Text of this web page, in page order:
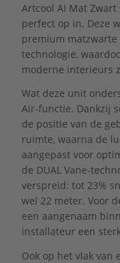
Artcool AI Mat
perfect op in. Deze
premium matzwarte
technologie,
moderne interieurs
Wat deze unit
Air‑functie. Dankzij
de positie van de
ruimte, waarna de
aangepast voor
de DUAL
verspreid: tot 23%
wel 22 meter. Voor
een aangenaam
installateur een
Ook op het vlak van